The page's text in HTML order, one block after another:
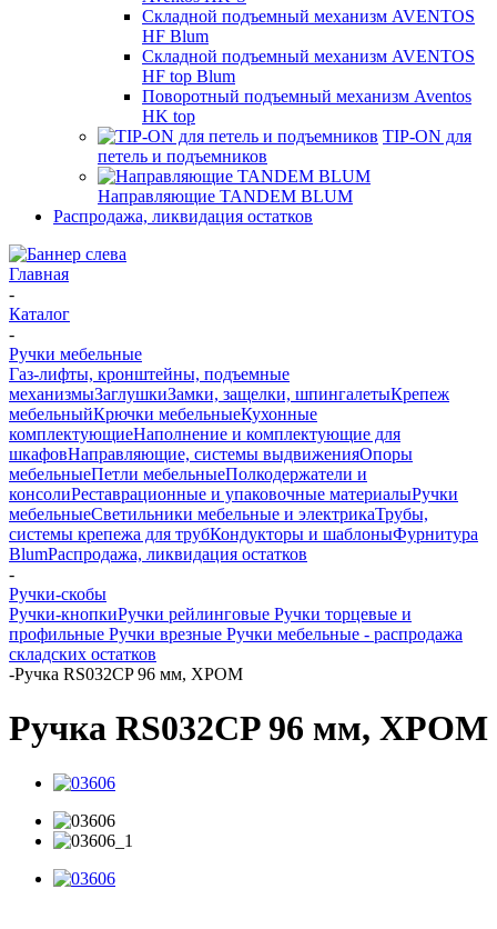
Складной подъемный механизм AVENTOS
HF Blum
Складной подъемный механизм AVENTOS
HF top Blum
Поворотный подъемный механизм Aventos
HK top
TIP-ON для
петель и подъемников
Направляющие TANDEM BLUM
Распродажа, ликвидация остатков
Главная
-
Каталог
-
Ручки мебельные
Газ-лифты, кронштейны, подъемные
механизмыЗаглушкиЗамки, защелки, шпингалетыКрепеж
мебельныйКрючки мебельныеКухонные
комплектующиеНаполнение и комплектующие для
шкафовНаправляющие, системы выдвиженияОпоры
мебельныеПетли мебельныеПолкодержатели и
консолиРеставрационные и упаковочные материалыРучки
мебельныеСветильники мебельные и электрикаТрубы,
системы крепежа для трубКондукторы и шаблоныФурнитура
BlumРаспродажа, ликвидация остатков
-
Ручки-скобы
Ручки-кнопкиРучки рейлинговые Ручки торцевые и
профильные Ручки врезные Ручки мебельные - распродажа
складских остатков
-Ручка RS032CP 96 мм, ХРОМ
Ручка RS032CP 96 мм, ХРОМ